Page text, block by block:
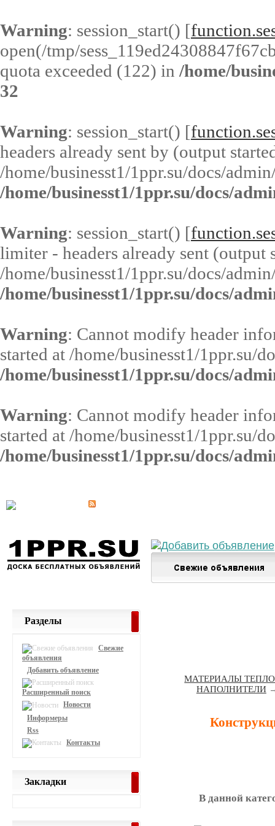
Warning: session_start() [
open(/tmp/
quota exceeded (122) in /home/
32
Warning: session_start() [
headers already sent by (output
/home/businesst1/1ppr.su/docs/
/home/businesst1/1ppr.su/docs/
Warning: session_start() [
limiter - headers already sent (output
/home/businesst1/1ppr.su/docs/
/home/businesst1/1ppr.su/docs/
Warning: Cannot modify header
started at /home/businesst1/1ppr.su/
/home/businesst1/1ppr.su/docs/
Warning: Cannot modify header
started at /home/businesst1/1ppr.su/
/home/businesst1/1ppr.su/docs/
МАТЕРИАЛЫ
НАПОЛНИТЕЛИ
В данной
Разделы
Свежие
объявления
Добавить объявление
Расширенный поиск
Новости
Информеры
Rss
Контакты
Закладки